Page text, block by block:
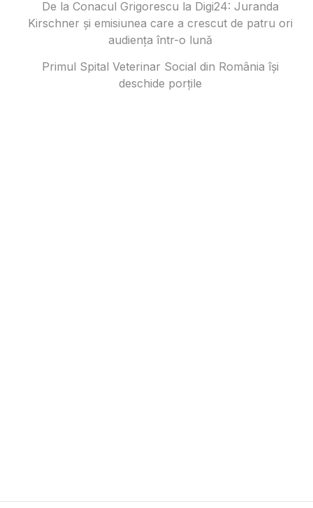
De la Conacul Grigorescu la Digi24: Juranda
Kirschner și emisiunea care a crescut de patru ori
audiența într-o lună
Primul Spital Veterinar Social din România își
deschide porțile